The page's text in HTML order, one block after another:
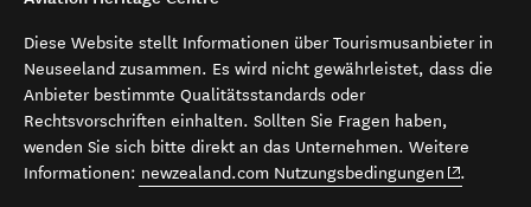
Diese Website stellt Informationen über Tourismusanbieter in
Neuseeland zusammen. Es wird nicht gewährleistet, dass die
Anbieter bestimmte Qualitätsstandards oder
Rechtsvorschriften einhalten. Sollten Sie Fragen haben,
wenden Sie sich bitte direkt an das Unternehmen. Weitere
Informationen: newzealand.com Nutzungsbedingungen (opens in
.